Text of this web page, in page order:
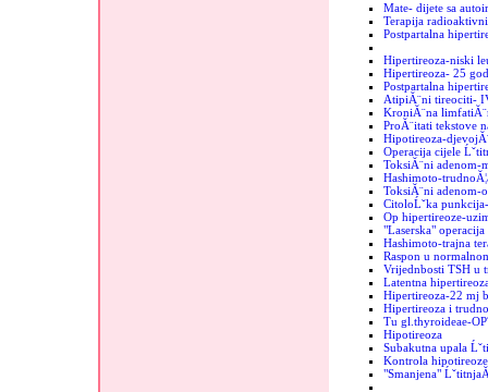
Mate- dijete sa
Terapija
Postpartalna
Hipertireoza-niski
Hipertireoza- 25 god
Postpartalna
AtipiĂ¨ni tireociti-
KroniĂ¨na
ProĂ¨itati tekstove
Hipotireoza-
Operacija cijele
ToksiĂ¨ni adenom-
Hashimoto-
ToksiĂ¨ni adenom-
CitoloĹˇka
Op hipertireoze-
"Laserska" operacija
Hashimoto-trajna
Raspon u
Vrijednbosti TSH u
Latentna
Hipertireoza-22 mj
Hipertireoza i
Tu gl.thyroideae-
Hipotireoza
Subakutna upala
Kontrola hipotireoze
"Smanjena"